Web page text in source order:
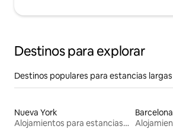
Destinos para explorar
Destinos populares para estancias largas
Nueva York
Alojamientos para estancias largas
Barcelona